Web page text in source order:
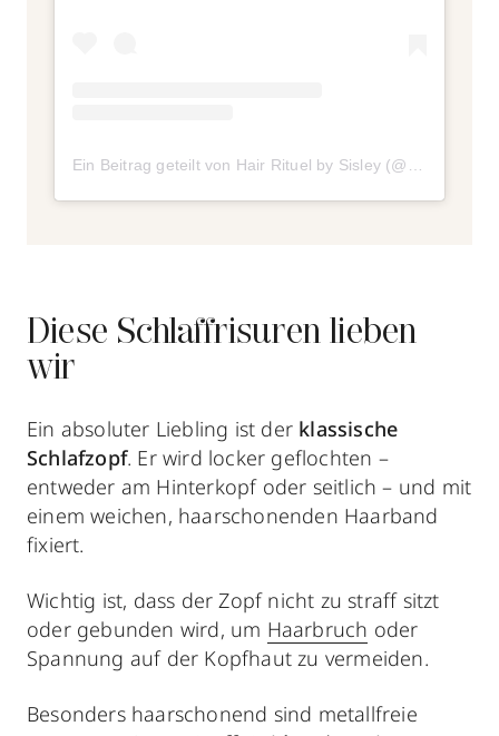
Diese Schlaffrisuren lieben
wir
Ein absoluter Liebling ist der klassische
Schlafzopf. Er wird locker geflochten –
entweder am Hinterkopf oder seitlich – und mit
einem weichen, haarschonenden Haarband
fixiert.
Wichtig ist, dass der Zopf nicht zu straff sitzt
oder gebunden wird, um Haarbruch oder
Spannung auf der Kopfhaut zu vermeiden.
Besonders haarschonend sind metallfreie